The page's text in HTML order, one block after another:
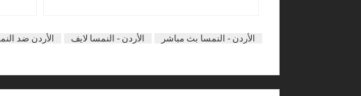
الأردن - النمسا بث مباشر الأردن - النمسا لايف الأردن ضد